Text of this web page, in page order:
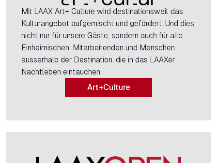
Mit LAAX Art+ Culture wird destinationsweit das
Kulturangebot aufgemischt und gefördert. Und dies
nicht nur für unsere Gäste, sondern auch für alle
Einheimischen, Mitarbeitenden und Menschen
ausserhalb der Destination, die in das LAAXer
Nachtleben eintauchen
Art+Culture